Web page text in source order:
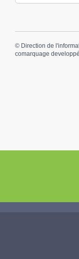
© Direction de
comarquage